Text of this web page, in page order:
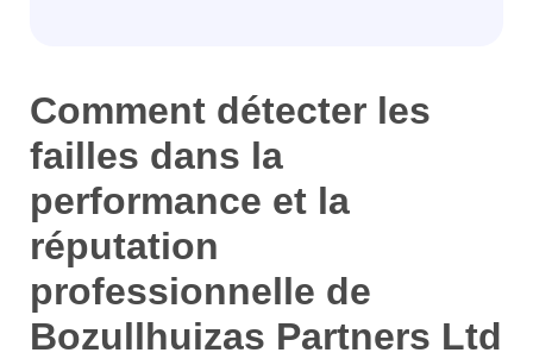
Comment détecter les
failles dans la
performance et la
réputation
professionnelle de
Bozullhuizas Partners Ltd